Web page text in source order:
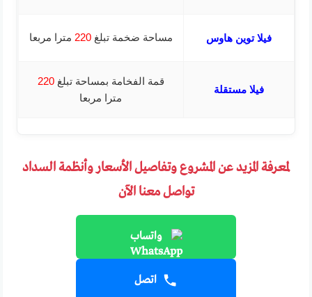
فيلا توين هاوس مساحة ضخمة تبلغ220 مترا مربعا
فيلا مستقلة
قمة الفخامة بمساحة تبلغ220
مترا مربعا
لمعرفة المزيد عن المشروع وتفاصيل الأسعار وأنظمة السداد
تواصل معنا الآن
واتساب
اتصل